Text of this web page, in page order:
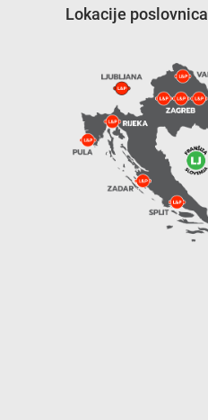
Lokacije poslovnica